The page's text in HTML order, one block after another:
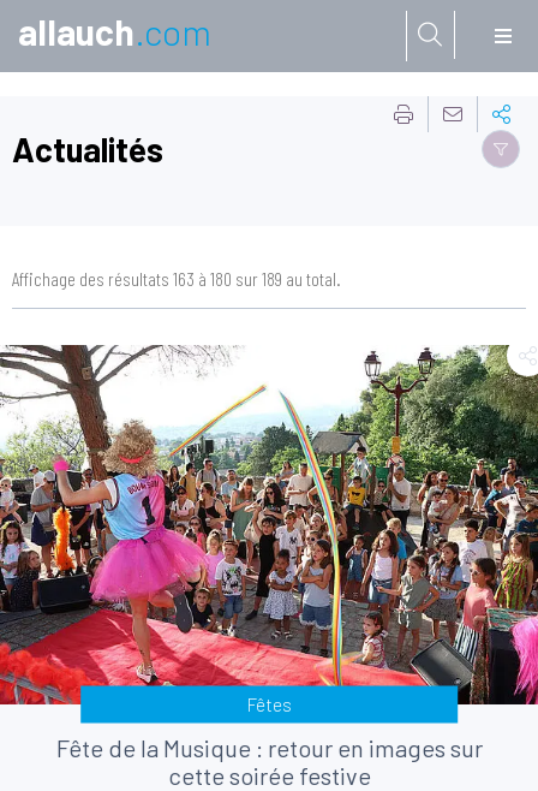
allauch.com
Actualités
Affichage des résultats 163 à 180 sur 189 au total.
Fêtes
Fête de la Musique : retour en images sur
cette soirée festive